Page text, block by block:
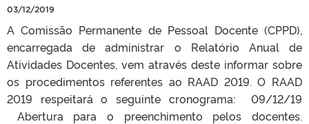
03/12/2019
A Comissão Permanente de Pessoal Docente (CPPD),
encarregada de administrar o Relatório Anual de
Atividades Docentes, vem através deste informar sobre
os procedimentos referentes ao RAAD 2019. O RAAD
2019 respeitará o seguinte cronograma: 09/12/19
Abertura para o preenchimento pelos docentes.